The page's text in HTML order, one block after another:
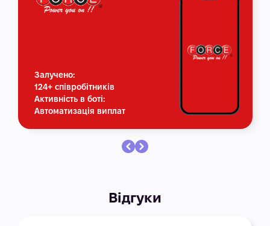
Залучено:
124+ співробітників
Активність в боті:
Автоматизація виплат
Відгуки